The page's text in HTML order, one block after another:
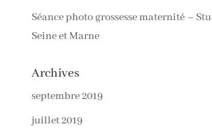
Séance photo grossesse maternité –
Seine et Marne
Archives
septembre 2019
juillet 2019